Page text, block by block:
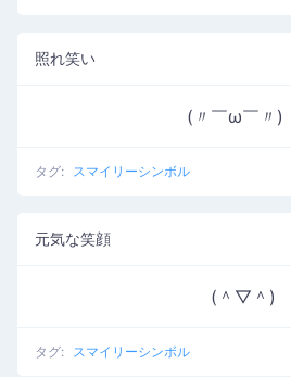
照れ笑い
(〃￣ω￣〃)ゞ
タグ: スマイリーシンボル
元気な笑顔
(＾▽＾)
タグ: スマイリーシンボル